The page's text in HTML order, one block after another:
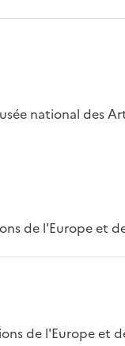
national des
de l'Europe et
de l'Europe et